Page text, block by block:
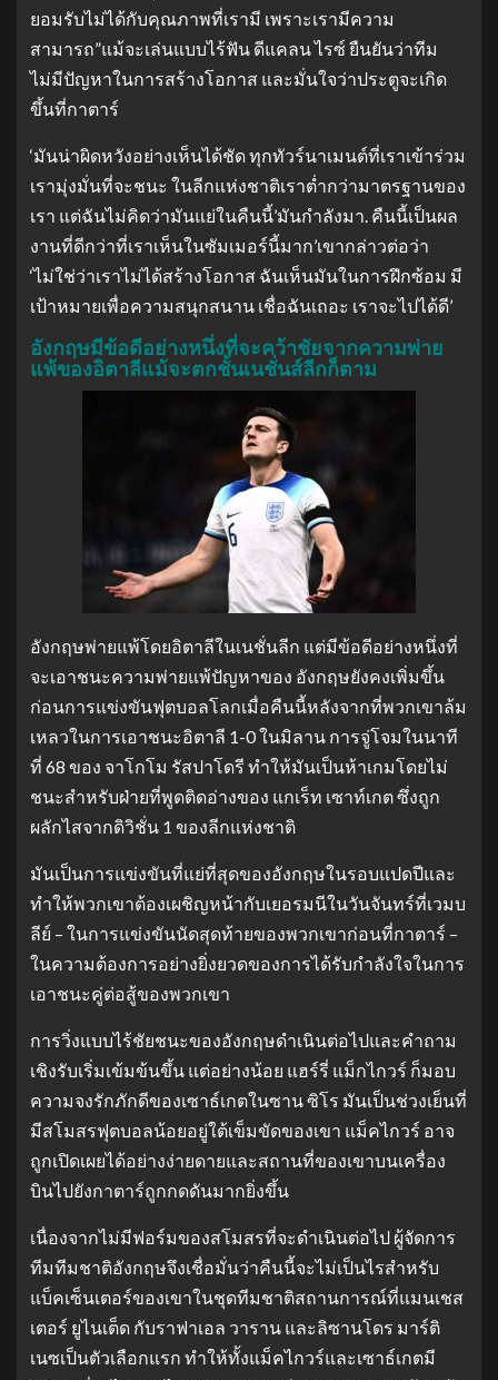
ยอมรับไม่ได้กับคุณภาพที่เรามี เพราะเรามีความ
สามารถ”แม้จะเล่นแบบไร้ฟัน ดีแคลน ไรซ์ ยืนยันว่าทีม
ไม่มีปัญหาในการสร้างโอกาส และมั่นใจว่าประตูจะเกิด
ขึ้นที่กาตาร์
‘มันน่าผิดหวังอย่างเห็นได้ชัด ทุกทัวร์นาเมนต์ที่เราเข้าร่วม
เรามุ่งมั่นที่จะชนะ ในลีกแห่งชาติเราต่ำกว่ามาตรฐานของ
เรา แต่ฉันไม่คิดว่ามันแย่ในคืนนี้’มันกำลังมา. คืนนี้เป็นผล
งานที่ดีกว่าที่เราเห็นในซัมเมอร์นี้มาก’เขากล่าวต่อว่า
‘ไม่ใช่ว่าเราไม่ได้สร้างโอกาส ฉันเห็นมันในการฝึกซ้อม มี
เป้าหมายเพื่อความสนุกสนาน เชื่อฉันเถอะ เราจะไปได้ดี’
อังกฤษมีข้อดีอย่างหนึ่งที่จะคว้าชัยจากความพ่าย
แพ้ของอิตาลีแม้จะตกชั้นเนชั่นส์ลีกก็ตาม
อังกฤษพ่ายแพ้โดยอิตาลีในเนชั่นลีก แต่มีข้อดีอย่างหนึ่งที่
จะเอาชนะความพ่ายแพ้ปัญหาของ อังกฤษยังคงเพิ่มขึ้น
ก่อนการแข่งขันฟุตบอลโลกเมื่อคืนนี้หลังจากที่พวกเขาล้ม
เหลวในการเอาชนะอิตาลี 1-0 ในมิลาน การจู่โจมในนาที
ที่ 68 ของ จาโกโม รัสปาโดรี ทำให้มันเป็นห้าเกมโดยไม่
ชนะสำหรับฝ่ายที่พูดติดอ่างของ แกเร็ท เซาท์เกต ซึ่งถูก
ผลักไสจากดิวิชั่น 1 ของลีกแห่งชาติ
มันเป็นการแข่งขันที่แย่ที่สุดของอังกฤษในรอบแปดปีและ
ทำให้พวกเขาต้องเผชิญหน้ากับเยอรมนีในวันจันทร์ที่เวมบ
ลีย์ – ในการแข่งขันนัดสุดท้ายของพวกเขาก่อนที่กาตาร์ –
ในความต้องการอย่างยิ่งยวดของการได้รับกำลังใจในการ
เอาชนะคู่ต่อสู้ของพวกเขา
การวิ่งแบบไร้ชัยชนะของอังกฤษดำเนินต่อไปและคำถาม
เชิงรับเริ่มเข้มข้นขึ้น แต่อย่างน้อย แฮร์รี่ แม็กไกวร์ ก็มอบ
ความจงรักภักดีของเซาธ์เกตในซาน ซิโร มันเป็นช่วงเย็นที่
มีสโมสรฟุตบอลน้อยอยู่ใต้เข็มขัดของเขา แม็คไกวร์ อาจ
ถูกเปิดเผยได้อย่างง่ายดายและสถานที่ของเขาบนเครื่อง
บินไปยังกาตาร์ถูกกดดันมากยิ่งขึ้น
เนื่องจากไม่มีฟอร์มของสโมสรที่จะดำเนินต่อไป ผู้จัดการ
ทีมทีมชาติอังกฤษจึงเชื่อมั่นว่าคืนนี้จะไม่เป็นไรสำหรับ
แบ็คเซ็นเตอร์ของเขาในชุดทีมชาติสถานการณ์ที่แมนเชส
เตอร์ ยูไนเต็ด กับราฟาเอล วาราน และลิซานโดร มาร์ติ
เนซเป็นตัวเลือกแรก ทำให้ทั้งแม็คไกวร์และเซาธ์เกตมี